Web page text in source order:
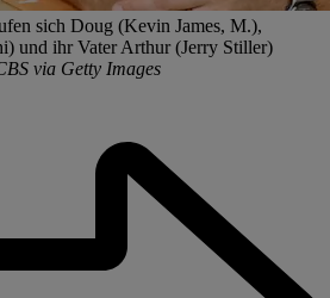
sich Doug (Kevin James, M.),
und ihr Vater Arthur (Jerry Stiller)
via Getty Images